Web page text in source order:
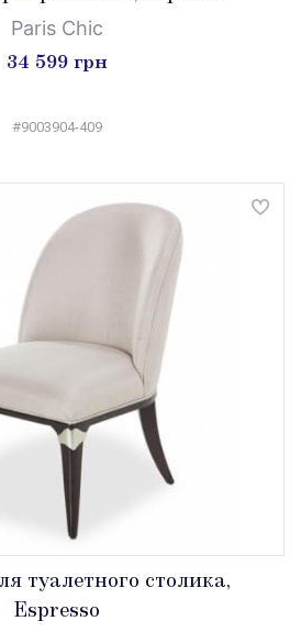
Paris Chic
34 599 грн
#9003904-409
туалетного столика,
Espresso